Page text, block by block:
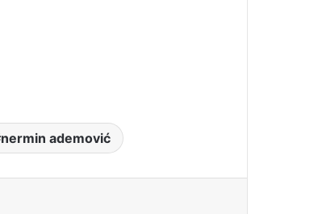
nermin ademović